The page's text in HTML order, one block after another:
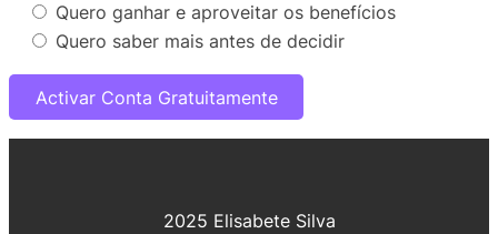
Quero ganhar e aproveitar os benefícios
Quero saber mais antes de decidir
2025 Elisabete Silva